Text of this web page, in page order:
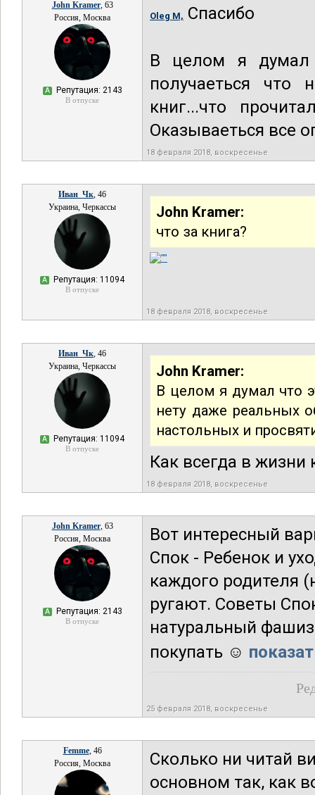
John Kramer, 63
Россия, Москва
А Репутация: 2143
В отпуске
Oleg M, Спасибо
В целом я думал
получаеться что
книг...что
Оказываеться все
18 февраля 2018, воскресенье
Иван_Чк, 46
Украина, Черкассы
А Репутация: 11094
В отпуске
John Kramer:
что за книга?
18 февраля 2018, воскресенье
Иван_Чк, 46
Украина, Черкассы
А Репутация: 11094
В отпуске
John Kramer:
В целом я думал что
нету даже реальных
настольных и
Как всегда в жизни
18 февраля 2018, воскресенье
John Kramer, 63
Россия, Москва
А Репутация: 2143
В отпуске
Вот интересный
Спок - Ребенок и
каждого родителя
ругают. Советы
натуральный
покупать ☺
25 февраля 2018, воскресенье
Femme, 46
Россия, Москва
Сколько ни читай
основном так, как